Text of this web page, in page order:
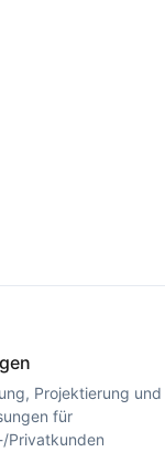
Projektierung
für
Privatkunden